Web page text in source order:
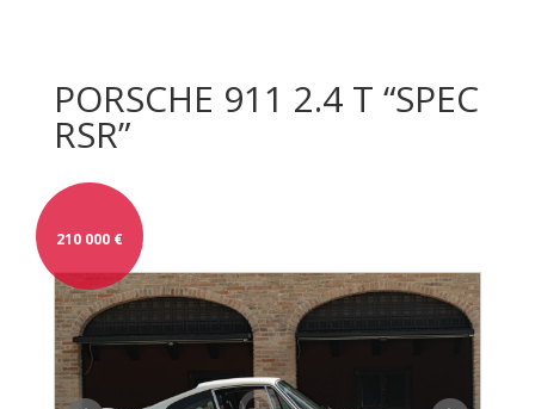
PORSCHE 911 2.4 T “SPEC
RSR”
210 000€